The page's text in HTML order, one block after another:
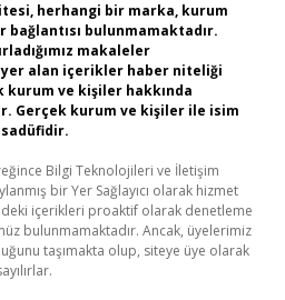
herhangi bir marka, kurum
bulunmamaktadır.
makaleler
yer alan içerikler haber niteliği
kurum ve kişiler hakkında
Gerçek kurum ve kişiler ile isim
Bilgi Teknolojileri ve İletişim
bir Yer Sağlayıcı olarak hizmet
içerikleri proaktif olarak denetleme
bulunmamaktadır. Ancak, üyelerimiz
taşımakta olup, siteye üye olarak